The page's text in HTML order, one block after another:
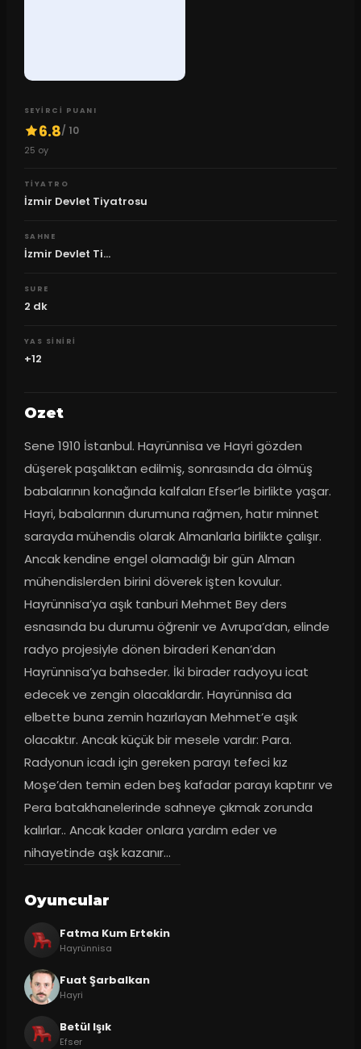
SEYIRCI PUANI
6.8/ 10
25 oy
TIYATRO
İzmir Devlet Tiyatrosu
SAHNE
İzmir Devlet Ti...
SURE
2 dk
YAS SINIRI
+12
Ozet
Sene 1910 İstanbul. Hayrünnisa ve Hayri gözden
düşerek paşalıktan edilmiş, sonrasında da ölmüş
babalarının konağında kalfaları Efser’le birlikte yaşar.
Hayri, babalarının durumuna rağmen, hatır minnet
sarayda mühendis olarak Almanlarla birlikte çalışır.
Ancak kendine engel olamadığı bir gün Alman
mühendislerden birini döverek işten kovulur.
Hayrünnisa’ya aşık tanburi Mehmet Bey ders
esnasında bu durumu öğrenir ve Avrupa’dan, elinde
radyo projesiyle dönen biraderi Kenan’dan
Hayrünnisa’ya bahseder. İki birader radyoyu icat
edecek ve zengin olacaklardır. Hayrünnisa da
elbette buna zemin hazırlayan Mehmet’e aşık
olacaktır. Ancak küçük bir mesele vardır: Para.
Radyonun icadı için gereken parayı tefeci kız
Moşe’den temin eden beş kafadar parayı kaptırır ve
Pera batakhanelerinde sahneye çıkmak zorunda
kalırlar.. Ancak kader onlara yardım eder ve
nihayetinde aşk kazanır…
Oyuncular
Fatma Kum Ertekin
Hayrünnisa
Fuat Şarbalkan
Hayri
Betül Işık
Efser